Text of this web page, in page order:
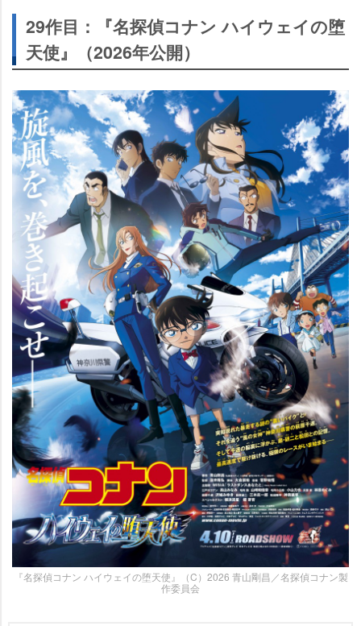
29作目：『名探偵コナン ハイウェイの堕
天使』（2026年公開）
『名探偵コナン ハイウェイの堕天使』（C）2026 青山剛昌／名探偵コナン製
作委員会